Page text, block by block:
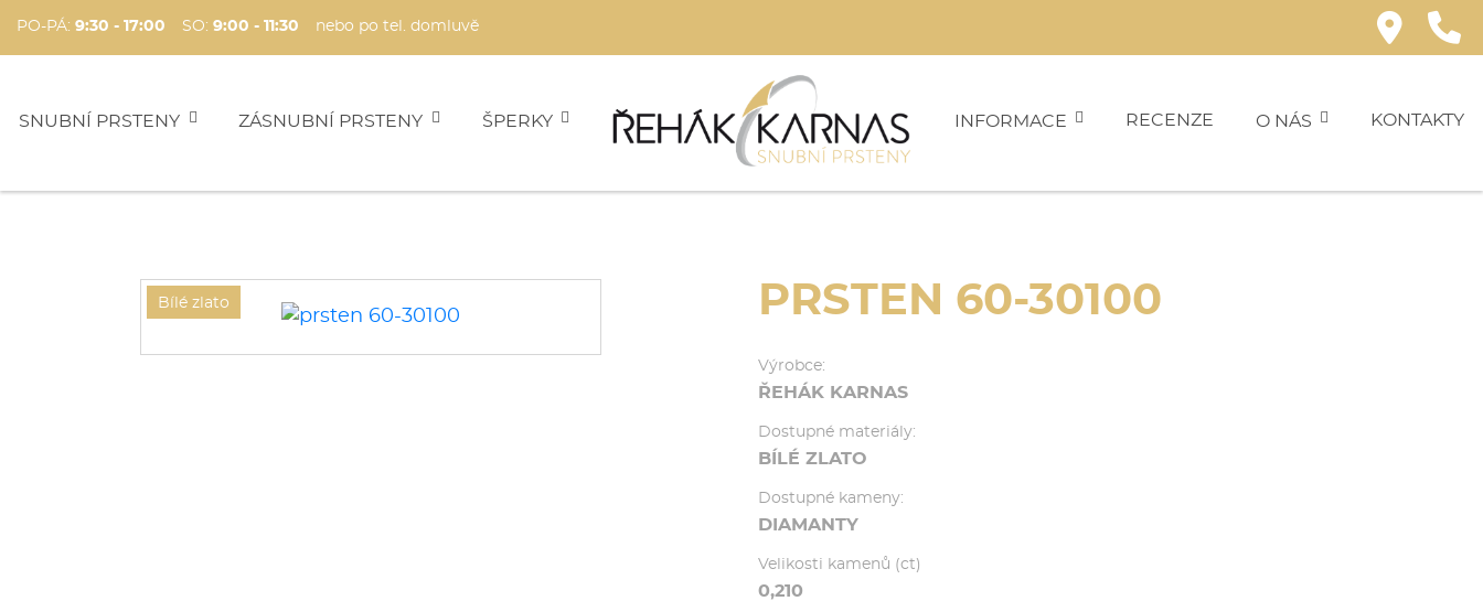
PO-PÁ: 9:30 - 17:00 SO: 9:00 - 11:30 nebo po tel. domluvě
SNUBNÍ PRSTENY ZÁSNUBNÍ PRSTENY ŠPERKY INFORMACE RECENZE O NÁS KONTAKTY
Bílé zlato PRSTEN 60-30100
Výrobce:
ŘEHÁK KARNAS
Dostupné materiály:
BÍLÉ ZLATO
Dostupné kameny:
DIAMANTY
Velikosti kamenů (ct)
0,210